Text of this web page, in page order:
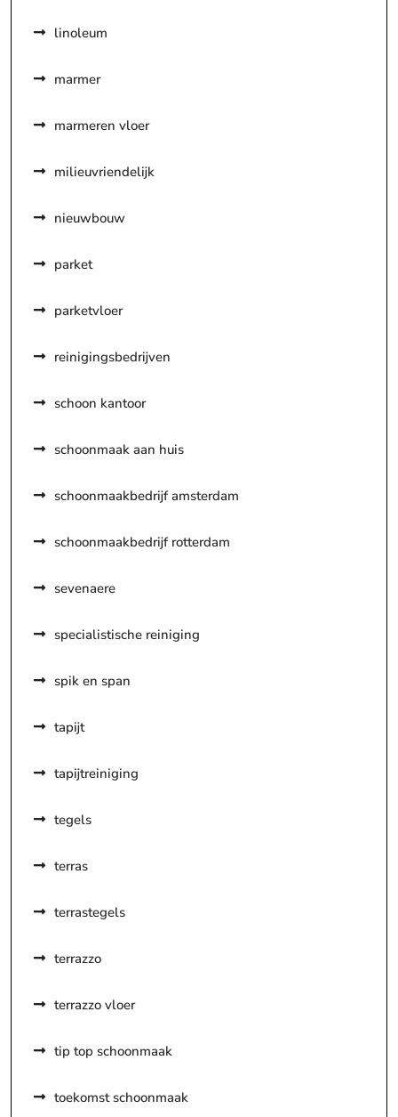
linoleum
marmer
marmeren vloer
milieuvriendelijk
nieuwbouw
parket
parketvloer
reinigingsbedrijven
schoon kantoor
schoonmaak aan huis
schoonmaakbedrijf amsterdam
schoonmaakbedrijf rotterdam
sevenaere
specialistische reiniging
spik en span
tapijt
tapijtreiniging
tegels
terras
terrastegels
terrazzo
terrazzo vloer
tip top schoonmaak
toekomst schoonmaak